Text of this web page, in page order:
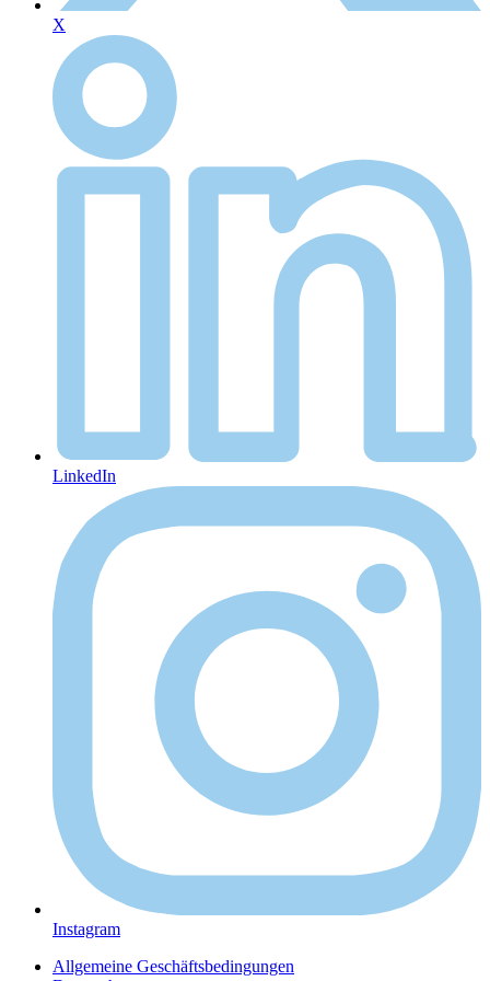
X
LinkedIn
Instagram
Allgemeine Geschäftsbedingungen